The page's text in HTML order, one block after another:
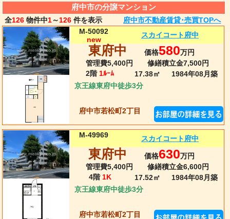
府中市の分譲マンション
全126 物件中1～126 件を表示
府中市不動産賃貸･売買TOPへ
M-50092
new
スカイコート府中
東府中 価格580万円
管理費5,400円
修繕積立金7,500円
2階 1ﾙｰﾑ 17.38㎡ 1984年08月 築
京王線東府中徒歩3分
府中市若松町2丁目
M-49969 スカイコート府中
東府中 価格630万円
管理費5,400円
修繕積立金6,600円
4階 1K 17.52㎡ 1984年08月 築
京王線東府中徒歩3分
府中市若松町2丁目